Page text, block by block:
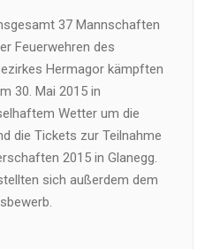
37 Mannschaften
Feuerwehren des
Hermagor kämpften
30. Mai 2015 in
Wetter um die
die Tickets zur Teilnahme
2015 in Glanegg.
sich außerdem dem